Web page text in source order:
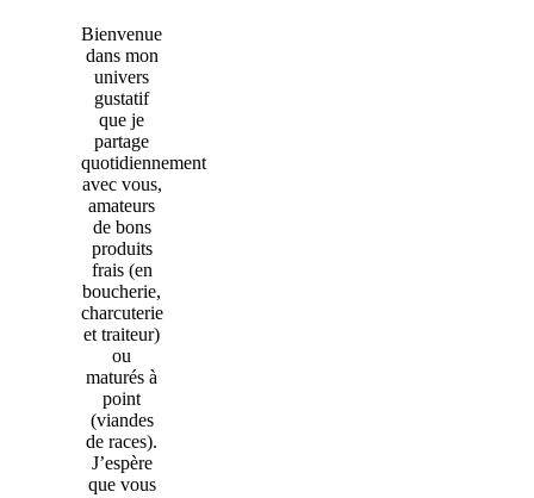
Bienvenue
dans mon
univers
gustatif
que je
partage
quotidiennement
avec vous,
amateurs
de bons
produits
frais (en
boucherie,
charcuterie
et traiteur)
ou
maturés à
point
(viandes
de races).
J’espère
que vous